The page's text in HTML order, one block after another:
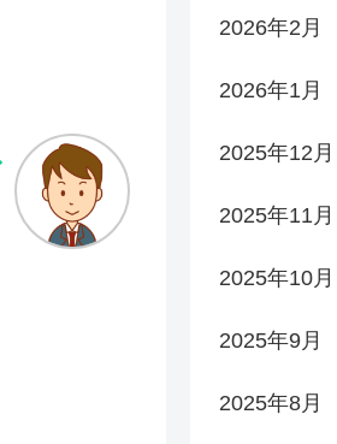
2026年2月
2026年1月
2025年12月
2025年11月
2025年10月
2025年9月
2025年8月